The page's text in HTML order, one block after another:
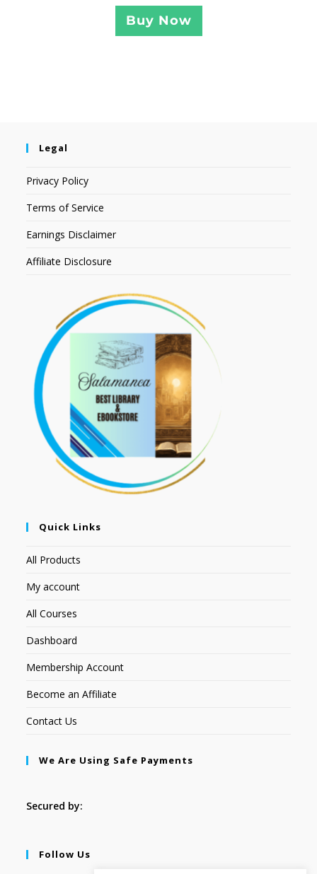
Buy Now
Legal
Privacy Policy
Terms of Service
Earnings Disclaimer
Affiliate Disclosure
Quick Links
All Products
My account
All Courses
Dashboard
Membership Account
Become an Affiliate
Contact Us
We Are Using Safe Payments
Secured by:
Follow Us